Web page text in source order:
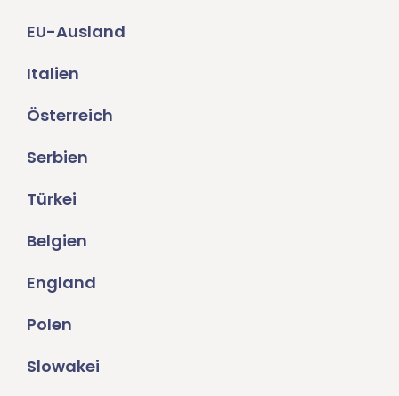
EU-Ausland
Italien
Österreich
Serbien
Türkei
Belgien
England
Polen
Slowakei